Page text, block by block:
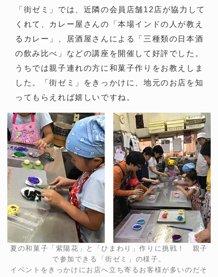
「街ゼミ」では、近隣の会員店舗12店が協力して
くれて、カレー屋さんの「本場インドの人が教え
るカレー」、居酒屋さんによる「三種類の日本酒
の飲み比べ」などの講座を開催して好評でした。
うちでは親子連れの方に和菓子作りをお教えしま
した。「街ゼミ」をきっかけに、地元のお店を知
ってもらえれば嬉しいですね。
夏の和菓子「紫陽花」と「ひまわり」作りに挑戦！ 親子
で参加できる「街ゼミ」の様子。
イベントをきっかけにお店へ立ち寄るお客様が多いのだそ